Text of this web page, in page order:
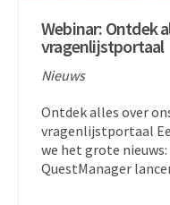
Webinar: Ontdek
vragenlijstportaal
Nieuws
Ontdek alles over
vragenlijstportaal
we het grote
QuestManager